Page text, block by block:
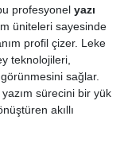
profesyonel yazı
üniteleri sayesinde
profil çizer. Leke
teknolojileri,
sağlar.
yazım sürecini bir yük
akıllı